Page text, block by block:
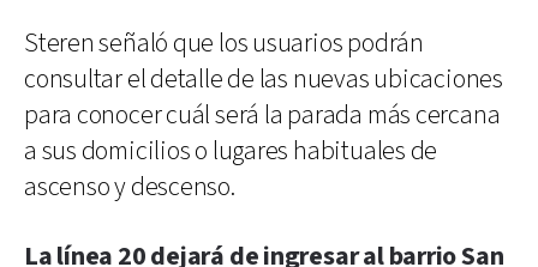
Steren señaló que los usuarios podrán
consultar el detalle de las nuevas ubicaciones
para conocer cuál será la parada más cercana
a sus domicilios o lugares habituales de
ascenso y descenso.
La línea 20 dejará de ingresar al barrio San